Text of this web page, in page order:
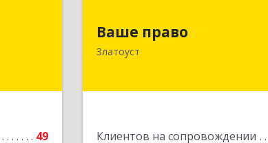
49
край,
ст-ца,
Ваше право
Златоуст
Клиентов на сопровождении
456219, Челябинская обл,
Молодежный кв-л, дом № 7,